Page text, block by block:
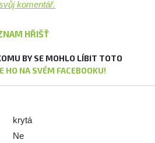
komentář.
HŘIŠŤ
BY SE MOHLO LÍBIT TOTO
HO NA SVÉM FACEBOOKU!
krytá
Ne